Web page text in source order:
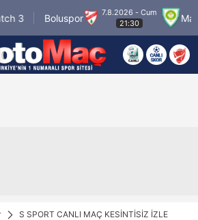
Boluspor
7.8.2026 - Cum
21:30
Manisa
S SPORT CANLI MAÇ KESİNTİSİZ İZLE